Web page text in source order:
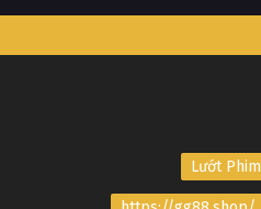
Lướt Phim